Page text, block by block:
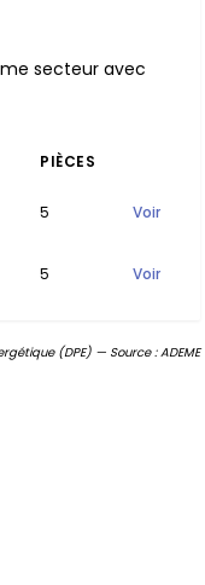
secteur avec
PIÈCES
5 Voir
5 Voir
(DPE) — Source : ADEME